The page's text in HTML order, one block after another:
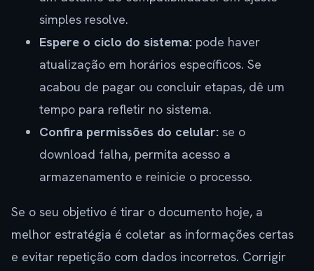
simples resolve.
Espere o ciclo do sistema: pode haver
atualização em horários específicos. Se
acabou de pagar ou concluir etapas, dê um
tempo para refletir no sistema.
Confira permissões do celular: se o
download falha, permita acesso a
armazenamento e reinicie o processo.
Se o seu objetivo é tirar o documento hoje, a
melhor estratégia é coletar as informações certas
e evitar repetição com dados incorretos. Corrigir